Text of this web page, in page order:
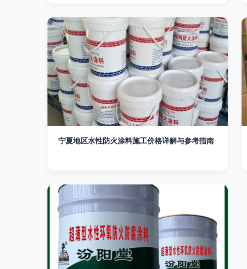
宁夏地区水性防火涂料施工价格详解与参考指南